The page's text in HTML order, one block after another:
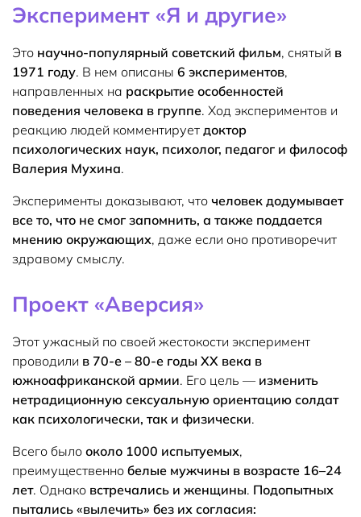
Эксперимент «Я и другие»
Это научно-популярный советский фильм, снятый в
1971 году. В нем описаны 6 экспериментов,
направленных на раскрытие особенностей
поведения человека в группе. Ход экспериментов и
реакцию людей комментирует доктор
психологических наук, психолог, педагог и философ
Валерия Мухина.
Эксперименты доказывают, что человек додумывает
все то, что не смог запомнить, а также поддается
мнению окружающих, даже если оно противоречит
здравому смыслу.
Проект «Аверсия»
Этот ужасный по своей жестокости эксперимент
проводили в 70-е – 80-е годы ХХ века в
южноафриканской армии. Его цель — изменить
нетрадиционную сексуальную ориентацию солдат
как психологически, так и физически.
Всего было около 1000 испытуемых,
преимущественно белые мужчины в возрасте 16–24
лет. Однако встречались и женщины. Подопытных
пытались «вылечить» без их согласия: